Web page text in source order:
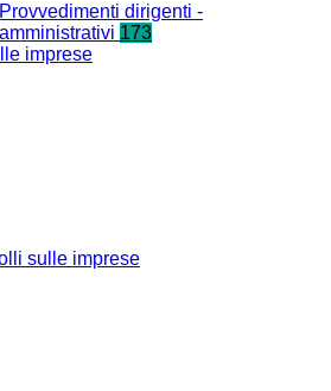
Provvedimenti dirigenti -
amministrativi 173
imprese
sulle imprese